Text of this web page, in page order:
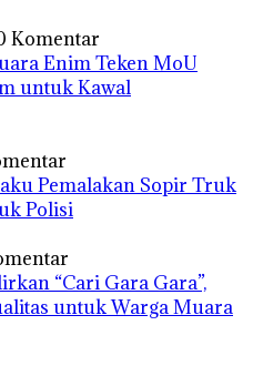
Komentar
Enim Teken MoU
untuk Kawal
Pemalakan Sopir Truk
Polisi
“Cari Gara Gara”,
untuk Warga Muara